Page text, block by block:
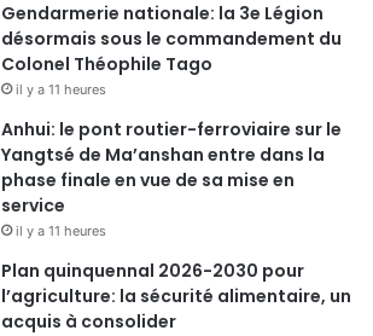
Gendarmerie nationale: la 3e Légion
désormais sous le commandement du
Colonel Théophile Tago
il y a 11 heures
Anhui: le pont routier-ferroviaire sur le
Yangtsé de Ma’anshan entre dans la
phase finale en vue de sa mise en
service
il y a 11 heures
Plan quinquennal 2026-2030 pour
l’agriculture: la sécurité alimentaire, un
acquis à consolider